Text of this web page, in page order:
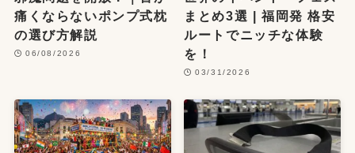
痛くならないポンプ式枕
の選び方解説
06/08/2026
まとめ3選 | 福岡発 格安
ルートでニッチな体験
を！
03/31/2026